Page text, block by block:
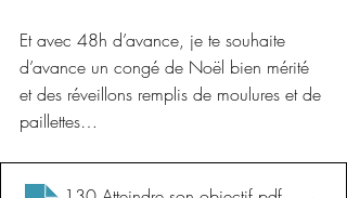
Et avec 48h d’avance, je te souhaite
d’avance un congé de Noël bien mérité
et des réveillons remplis de moulures et de
paillettes…